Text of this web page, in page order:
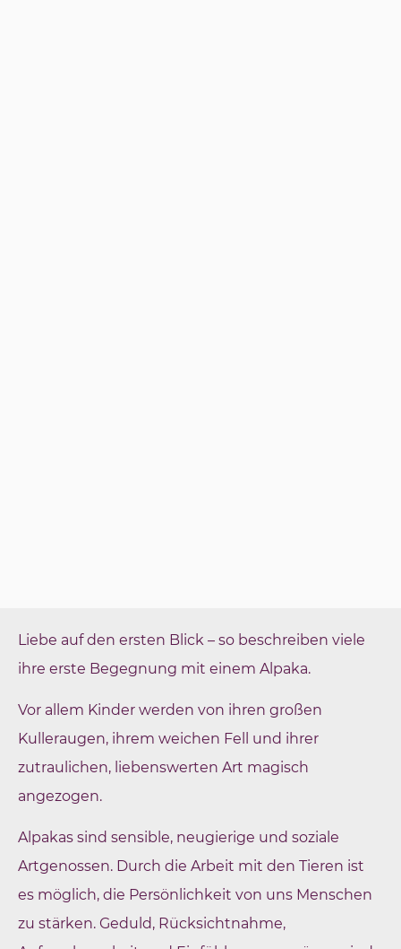
Liebe auf den ersten Blick – so beschreiben viele
ihre erste Begegnung mit einem Alpaka.
Vor allem Kinder werden von ihren großen
Kulleraugen, ihrem weichen Fell und ihrer
zutraulichen, liebenswerten Art magisch
angezogen.
Alpakas sind sensible, neugierige und soziale
Artgenossen. Durch die Arbeit mit den Tieren ist
es möglich, die Persönlichkeit von uns Menschen
zu stärken. Geduld, Rücksichtnahme,